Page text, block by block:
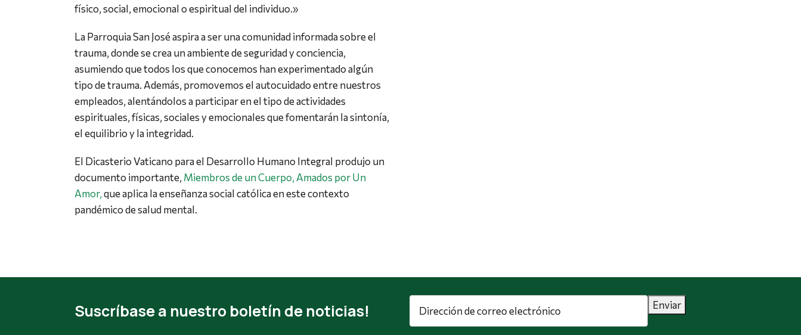
físico, social, emocional o espiritual del individuo.»
La Parroquia San José aspira a ser una comunidad informada sobre el
trauma, donde se crea un ambiente de seguridad y conciencia,
asumiendo que todos los que conocemos han experimentado algún
tipo de trauma. Además, promovemos el autocuidado entre nuestros
empleados, alentándolos a participar en el tipo de actividades
espirituales, físicas, sociales y emocionales que fomentarán la sintonía,
el equilibrio y la integridad.
El Dicasterio Vaticano para el Desarrollo Humano Integral produjo un
documento importante, Miembros de un Cuerpo, Amados por Un
Amor,que aplica la enseñanza social católica en este contexto
pandémico de salud mental.
Suscríbase a nuestro boletín de noticias!
de
correo
Enviar